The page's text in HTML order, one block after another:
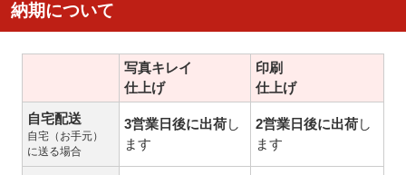
納期について
写真キレイ
仕上げ
印刷
仕上げ
自宅配送
自宅（お手元）
に送る場合
3営業日後に出荷し
ます
2営業日後に出荷し
ます